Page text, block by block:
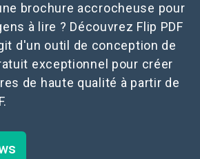
brochure accrocheuse pour
à lire ? Découvrez Flip PDF
d'un outil de conception de
exceptionnel pour créer
de haute qualité à partir de